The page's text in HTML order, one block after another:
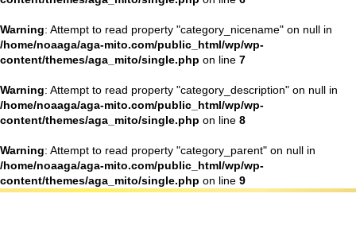
Warning: Attempt to read property "category_nicename" on null in
/home/noaaga/aga-mito.com/public_html/wp/wp-
content/themes/aga_mito/single.php on line 7
Warning: Attempt to read property "category_description" on null in
/home/noaaga/aga-mito.com/public_html/wp/wp-
content/themes/aga_mito/single.php on line 8
Warning: Attempt to read property "category_parent" on null in
/home/noaaga/aga-mito.com/public_html/wp/wp-
content/themes/aga_mito/single.php on line 9